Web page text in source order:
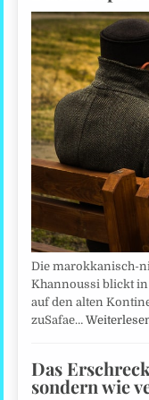
Die marokkanisch-
Khannoussi blickt in
auf den alten
zuSafae…
Das
sondern wie